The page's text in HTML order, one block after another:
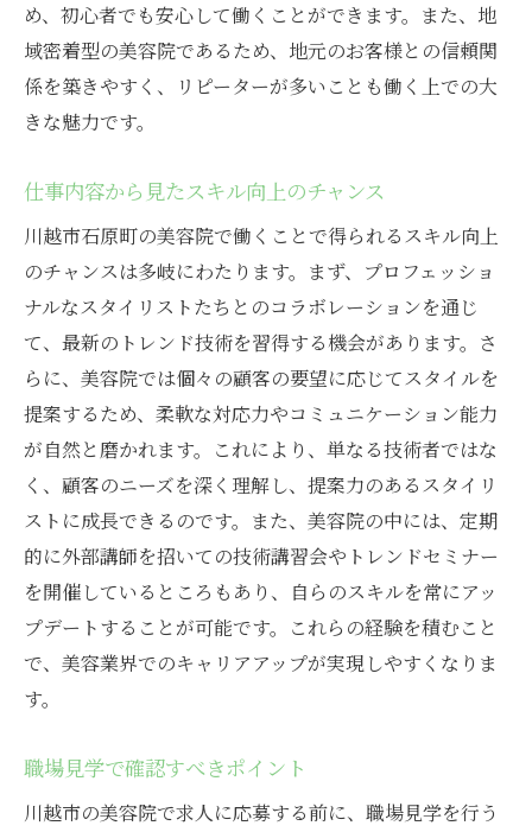
め、初心者でも安心して働くことができます。また、地
域密着型の美容院であるため、地元のお客様との信頼関
係を築きやすく、リピーターが多いことも働く上での大
きな魅力です。
仕事内容から見たスキル向上のチャンス
川越市石原町の美容院で働くことで得られるスキル向上
のチャンスは多岐にわたります。まず、プロフェッショ
ナルなスタイリストたちとのコラボレーションを通じ
て、最新のトレンド技術を習得する機会があります。さ
らに、美容院では個々の顧客の要望に応じてスタイルを
提案するため、柔軟な対応力やコミュニケーション能力
が自然と磨かれます。これにより、単なる技術者ではな
く、顧客のニーズを深く理解し、提案力のあるスタイリ
ストに成長できるのです。また、美容院の中には、定期
的に外部講師を招いての技術講習会やトレンドセミナー
を開催しているところもあり、自らのスキルを常にアッ
プデートすることが可能です。これらの経験を積むこと
で、美容業界でのキャリアアップが実現しやすくなりま
す。
職場見学で確認すべきポイント
川越市の美容院で求人に応募する前に、職場見学を行う